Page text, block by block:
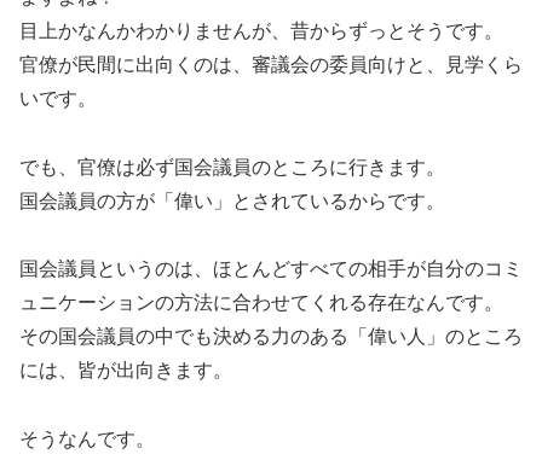
目上かなんかわかりませんが、昔からずっとそうです。
官僚が民間に出向くのは、審議会の委員向けと、見学くら
いです。
でも、官僚は必ず国会議員のところに行きます。
国会議員の方が「偉い」とされているからです。
国会議員というのは、ほとんどすべての相手が自分のコミ
ュニケーションの方法に合わせてくれる存在なんです。
その国会議員の中でも決める力のある「偉い人」のところ
には、皆が出向きます。
そうなんです。